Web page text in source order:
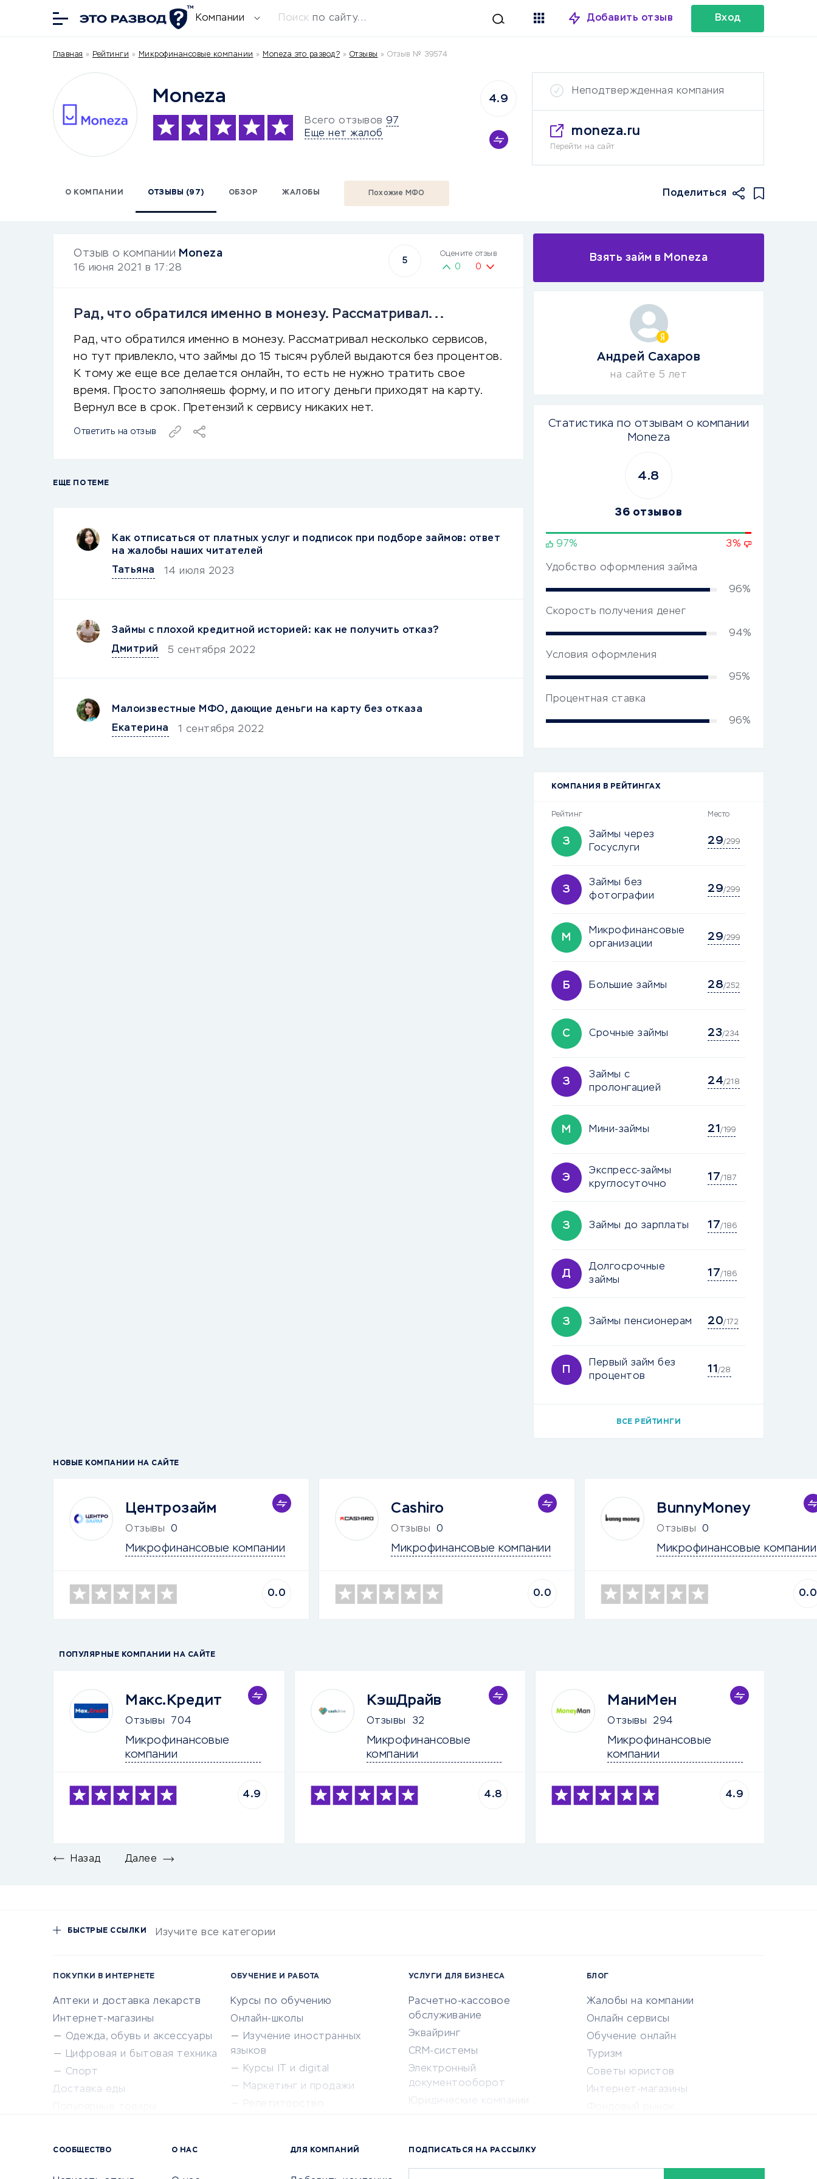
Компании Поиск по сайту... Добавить отзыв Вход
Главная » Рейтинги » Микрофинансовые компании » Moneza это развод? » Отзывы » Отзыв № 39574
Moneza
Всего отзывов 97
Еще нет жалоб
4.9
Неподтвержденная компания
moneza.ru
Перейти на сайт
О КОМПАНИИ ОТЗЫВЫ (97) ОБЗОР ЖАЛОБЫ Похожие МФО Поделиться
Отзыв о компании Moneza
16 июня 2021 в 17:28
5
Оцените отзыв
0 0
Рад, что обратился именно в монезу. Рассматривал...
Рад, что обратился именно в монезу. Рассматривал несколько сервисов,
но тут привлекло, что займы до 15 тысяч рублей выдаются без процентов.
К тому же еще все делается онлайн, то есть не нужно тратить свое
время. Просто заполняешь форму, и по итогу деньги приходят на карту.
Вернул все в срок. Претензий к сервису никаких нет.
Ответить на отзыв
ЕЩЕ ПО ТЕМЕ
Как отписаться от платных услуг и подписок при подборе займов: ответ
на жалобы наших читателей
Татьяна
14 июля 2023
Займы с плохой кредитной историей: как не получить отказ?
Дмитрий
5 сентября 2022
Малоизвестные МФО, дающие деньги на карту без отказа
Екатерина
1 сентября 2022
Взять займ в Moneza
Андрей Сахаров
на сайте 5 лет
Статистика по отзывам о компании
Moneza
4.8
36 отзывов
97% 3%
Удобство оформления займа
96%
Скорость получения денег
94%
Условия оформления
95%
Процентная ставка
96%
КОМПАНИЯ В РЕЙТИНГАХ
Рейтинг Место
З
Займы через
Госуслуги
29/299
З
Займы без
фотографии
29/299
М
Микрофинансовые
организации
29/299
Б Большие займы 28/252
С Срочные займы 23/234
З
Займы с
пролонгацией
24/218
М Мини-займы 21 /199
Э
Экспресс-займы
круглосуточно
17/187
З Займы до зарплаты 17/186
Д
Долгосрочные
займы
17/186
З Займы пенсионерам 20/172
П
Первый займ без
процентов
11 /28
ВСЕ РЕЙТИНГИ
НОВЫЕ КОМПАНИИ НА САЙТЕ
Центрозайм
Отзывы 0
Микрофинансовые компании
0.0
Cashiro
Отзывы 0
Микрофинансовые компании
0.0
BunnyMoney
Отзывы 0
Микрофинансовые компании
0.0
ПОПУЛЯРНЫЕ КОМПАНИИ НА САЙТЕ
Макс.Кредит
Отзывы 704
Микрофинансовые
компании
4.9
КэшДрайв
Отзывы 32
Микрофинансовые
компании
4.8
МаниМен
Отзывы 294
Микрофинансовые
компании
4.9
Назад Далее
БЫСТРЫЕ ССЫЛКИ Изучите все категории
ПОКУПКИ В ИНТЕРНЕТЕ
Аптеки и доставка лекарств
Интернет-магазины
Одежда, обувь и аксессуары
Цифровая и бытовая техника
Спорт
Доставка еды
ОБУЧЕНИЕ И РАБОТА
Курсы по обучению
Онлайн-школы
Изучение иностранных
языков
Курсы IT и digital
Маркетинг и продажи
Университеты
УСЛУГИ ДЛЯ БИЗНЕСА
Расчетно-кассовое
обслуживание
Эквайринг
CRM-системы
Электронный
документооборот
Юридические компании
Бухгалтерия онлайн
Онлайн-кассы
БЛОГ
Жалобы на компании
Онлайн сервисы
Обучение онлайн
Туризм
Советы юристов
Интернет-магазины
СООБЩЕСТВО О НАС ДЛЯ КОМПАНИЙ ПОДПИСАТЬСЯ НА РАССЫЛКУ